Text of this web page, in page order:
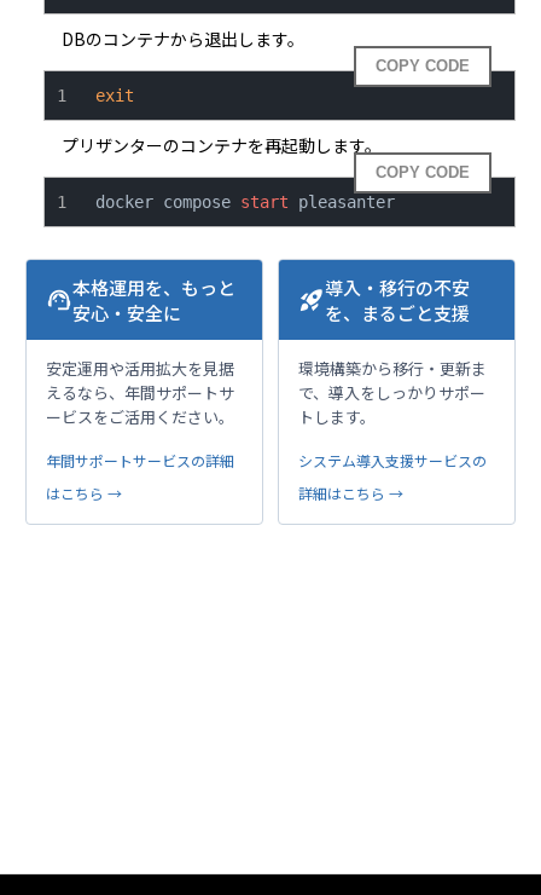
DBのコンテナから退出します。
COPY CODE
exit
プリザンターのコンテナを再起動します。
COPY CODE
docker compose start pleasanter
support_agent本格運用を、もっと
安心・安全に
安定運用や活用拡大を見据
えるなら、年間サポートサ
ービスをご活用ください。
年間サポートサービスの詳細
はこちら →
rocket_launch導入・移行の不安
を、まるごと支援
環境構築から移行・更新ま
で、導入をしっかりサポー
トします。
システム導入支援サービスの
詳細はこちら →